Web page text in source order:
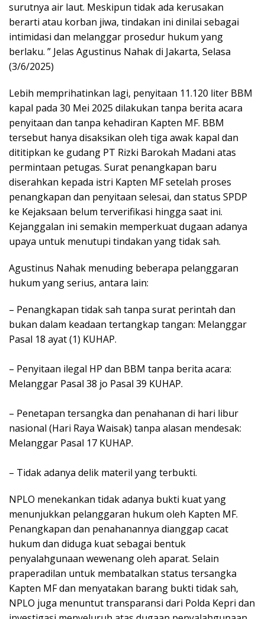
surutnya air laut. Meskipun tidak ada kerusakan
berarti atau korban jiwa, tindakan ini dinilai sebagai
intimidasi dan melanggar prosedur hukum yang
berlaku. ” Jelas Agustinus Nahak di Jakarta, Selasa
(3/6/2025)
Lebih memprihatinkan lagi, penyitaan 11.120 liter BBM
kapal pada 30 Mei 2025 dilakukan tanpa berita acara
penyitaan dan tanpa kehadiran Kapten MF. BBM
tersebut hanya disaksikan oleh tiga awak kapal dan
dititipkan ke gudang PT Rizki Barokah Madani atas
permintaan petugas. Surat penangkapan baru
diserahkan kepada istri Kapten MF setelah proses
penangkapan dan penyitaan selesai, dan status SPDP
ke Kejaksaan belum terverifikasi hingga saat ini.
Kejanggalan ini semakin memperkuat dugaan adanya
upaya untuk menutupi tindakan yang tidak sah.
Agustinus Nahak menuding beberapa pelanggaran
hukum yang serius, antara lain:
– Penangkapan tidak sah tanpa surat perintah dan
bukan dalam keadaan tertangkap tangan: Melanggar
Pasal 18 ayat (1) KUHAP.
– Penyitaan ilegal HP dan BBM tanpa berita acara:
Melanggar Pasal 38 jo Pasal 39 KUHAP.
– Penetapan tersangka dan penahanan di hari libur
nasional (Hari Raya Waisak) tanpa alasan mendesak:
Melanggar Pasal 17 KUHAP.
– Tidak adanya delik materil yang terbukti.
NPLO menekankan tidak adanya bukti kuat yang
menunjukkan pelanggaran hukum oleh Kapten MF.
Penangkapan dan penahanannya dianggap cacat
hukum dan diduga kuat sebagai bentuk
penyalahgunaan wewenang oleh aparat. Selain
praperadilan untuk membatalkan status tersangka
Kapten MF dan menyatakan barang bukti tidak sah,
NPLO juga menuntut transparansi dari Polda Kepri dan